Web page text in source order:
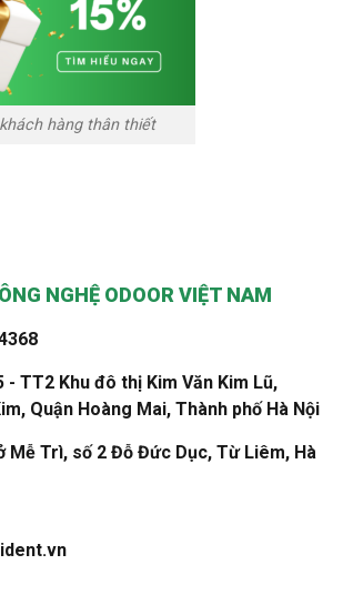
hàng thân thiết
NGHỆ ODOOR VIỆT NAM
- TT2 Khu đô thị Kim Văn Kim Lũ,
Quận Hoàng Mai, Thành phố Hà Nội
Mễ Trì, số 2 Đỗ Đức Dục, Từ Liêm, Hà